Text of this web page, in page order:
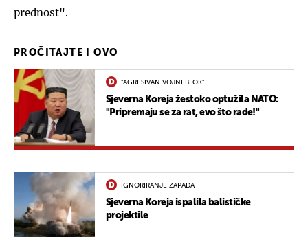
prednost".
PROČITAJTE I OVO
"AGRESIVAN VOJNI BLOK"
Sjeverna Koreja žestoko optužila NATO:
"Pripremaju se za rat, evo što rade!"
IGNORIRANJE ZAPADA
Sjeverna Koreja ispalila balističke
projektile